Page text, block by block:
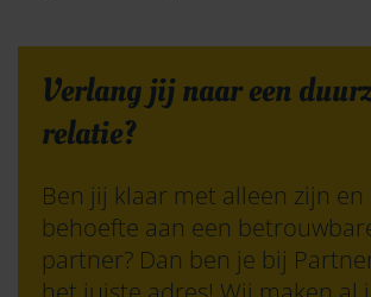
Verlang jij naar een
relatie?
Ben jij klaar met alleen zijn en
behoefte aan een
partner? Dan ben je bij